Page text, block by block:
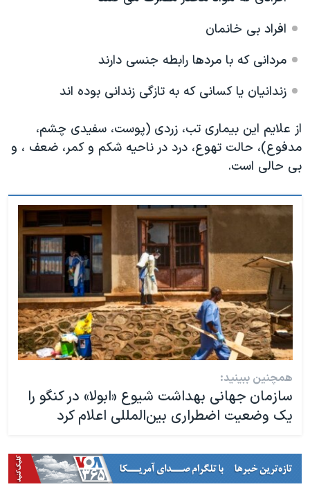
افراد بی خانمان
مردانی که با مردها رابطه جنسی دارند
زندانیان یا کسانی که به تازگی زندانی بوده اند
از علایم این بیماری تب، زردی (پوست، سفیدی چشم،
مدفوع)، حالت تهوع، درد در ناحیه شکم و کمر، ضعف ، و
بی حالی است.
همچنین ببینید:
سازمان جهانی بهداشت شیوع «ابولا» در کنگو را
یک وضعیت اضطراری بین‌المللی اعلام کرد